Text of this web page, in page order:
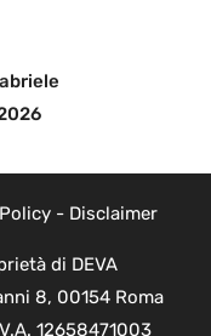
- Disclaimer
di DEVA
8, 00154 Roma
12658471003